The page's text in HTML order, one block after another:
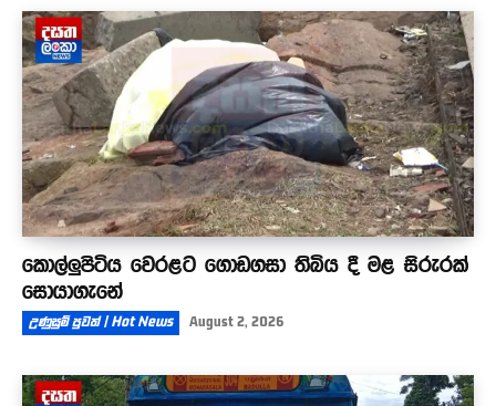
කොල්ලුපිටිය වෙරළට ගොඩගසා තිබිය දී මළ සිරුරක්
සොයාගැනේ
උණුසුම් පුවත් | Hot News August 2, 2026